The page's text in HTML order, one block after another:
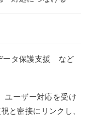
ータ保護支援 など
ユーザー対応を受け
と密接にリンクし、